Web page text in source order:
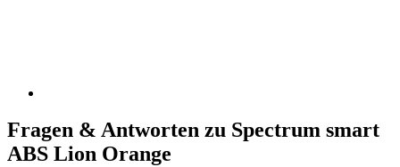
Fragen & Antworten zu Spectrum smart
ABS Lion Orange